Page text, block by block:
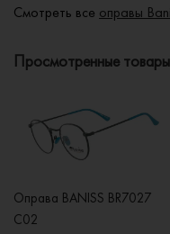
Смотреть все оправы
Просмотренные товары
Оправа BANISS BR7027
C02